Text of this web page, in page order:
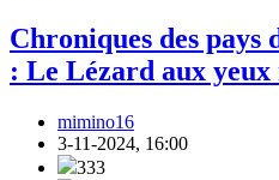
Chroniques des pays
: Le Lézard aux yeux
mimino16
3-11-2024, 16:00
333